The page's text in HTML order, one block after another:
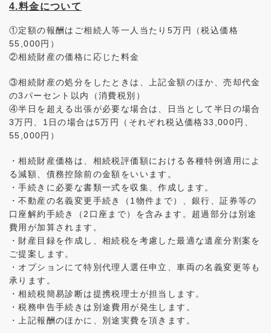
4.料金について
①定額の報酬はご相続人等一人当たり5万円（税込価格
55,000円）
②相続財産の価格に応じた料金
③相続財産の処分をしたときは、上記金額のほか、売却代金
の3パーセント以内（消費税別）
④半日を超える出張が必要な場合は、日当として半日の場合
3万円、1日の場合は5万円（それぞれ税込価格33,000円、
55,000円）
・相続財産価格は、相続税評価額における各種特例適用によ
る減額、債務控除前の金額をいいます。
・手続きに必要な書類一式を収集、作成します。
・不動産の名義変更手続き（1物件まで）、銀行、証券等の
口座解約手続き（2口座まで）を含みます。超過部分は別途
費用が加算されます。
・財産目録を作成し、相続税を考慮した最適な遺産分割案を
ご提案します。
・オプションにて特別代理人選任申立、車両の名義変更等も
承ります。
・相続税簡易診断は提携税理士が担当します。
・税務申告手続きは別途費用が発生します。
・上記報酬のほかに、別途実費を頂きます。